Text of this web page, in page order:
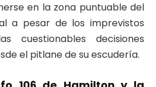
en la zona puntuable del
a pesar de los imprevistos
cuestionables decisiones
el pitlane de su escudería.